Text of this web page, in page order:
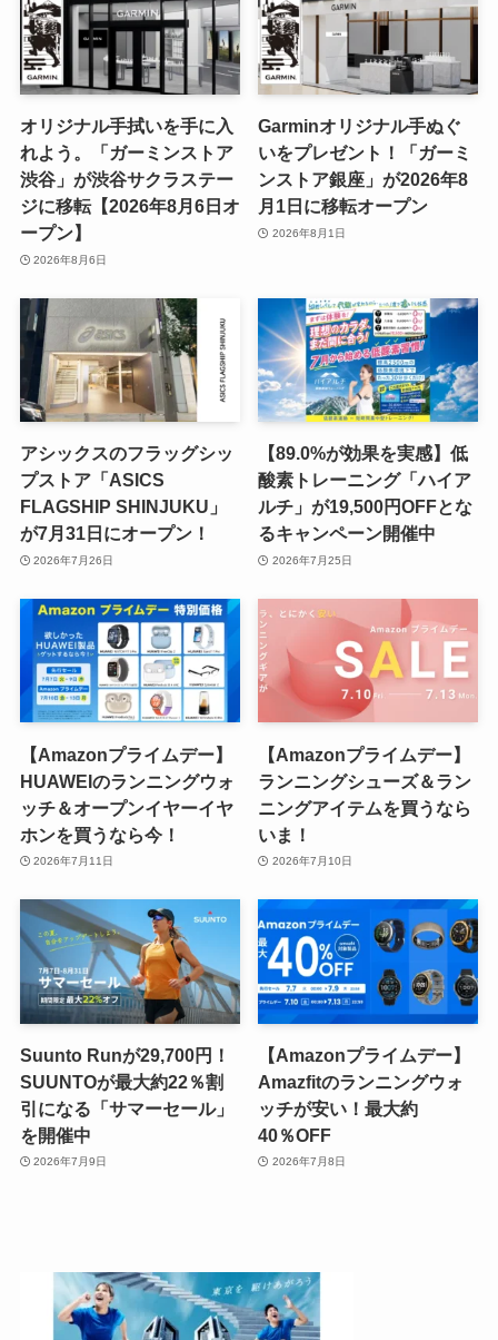
オリジナル手拭いを手に入
れよう。「ガーミンストア
渋谷」が渋谷サクラステー
ジに移転【2026年8月6日オ
ープン】
2026年8月6日
Garminオリジナル手ぬぐ
いをプレゼント！「ガーミ
ンストア銀座」が2026年8
月1日に移転オープン
2026年8月1日
アシックスのフラッグシッ
プストア「ASICS
FLAGSHIP SHINJUKU」
が7月31日にオープン！
2026年7月26日
【89.0%が効果を実感】低
酸素トレーニング「ハイア
ルチ」が19,500円OFFとな
るキャンペーン開催中
2026年7月25日
【Amazonプライムデー】
HUAWEIのランニングウォ
ッチ＆オープンイヤーイヤ
ホンを買うなら今！
2026年7月11日
【Amazonプライムデー】
ランニングシューズ＆ラン
ニングアイテムを買うなら
いま！
2026年7月10日
Suunto Runが29,700円！
SUUNTOが最大約22％割
引になる「サマーセール」
を開催中
2026年7月9日
【Amazonプライムデー】
Amazfitのランニングウォ
ッチが安い！最大約
40％OFF
2026年7月8日